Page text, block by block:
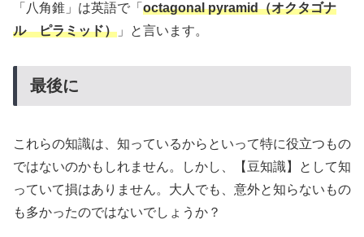
「八角錐」は英語で「 octagonal pyramid（オクタゴナ
ル ピラミッド） 」と言います。
最後に
これらの知識は、知っているからといって特に役立つもの
ではないのかもしれません。しかし、【豆知識】として知
っていて損はありません。大人でも、意外と知らないもの
も多かったのではないでしょうか？